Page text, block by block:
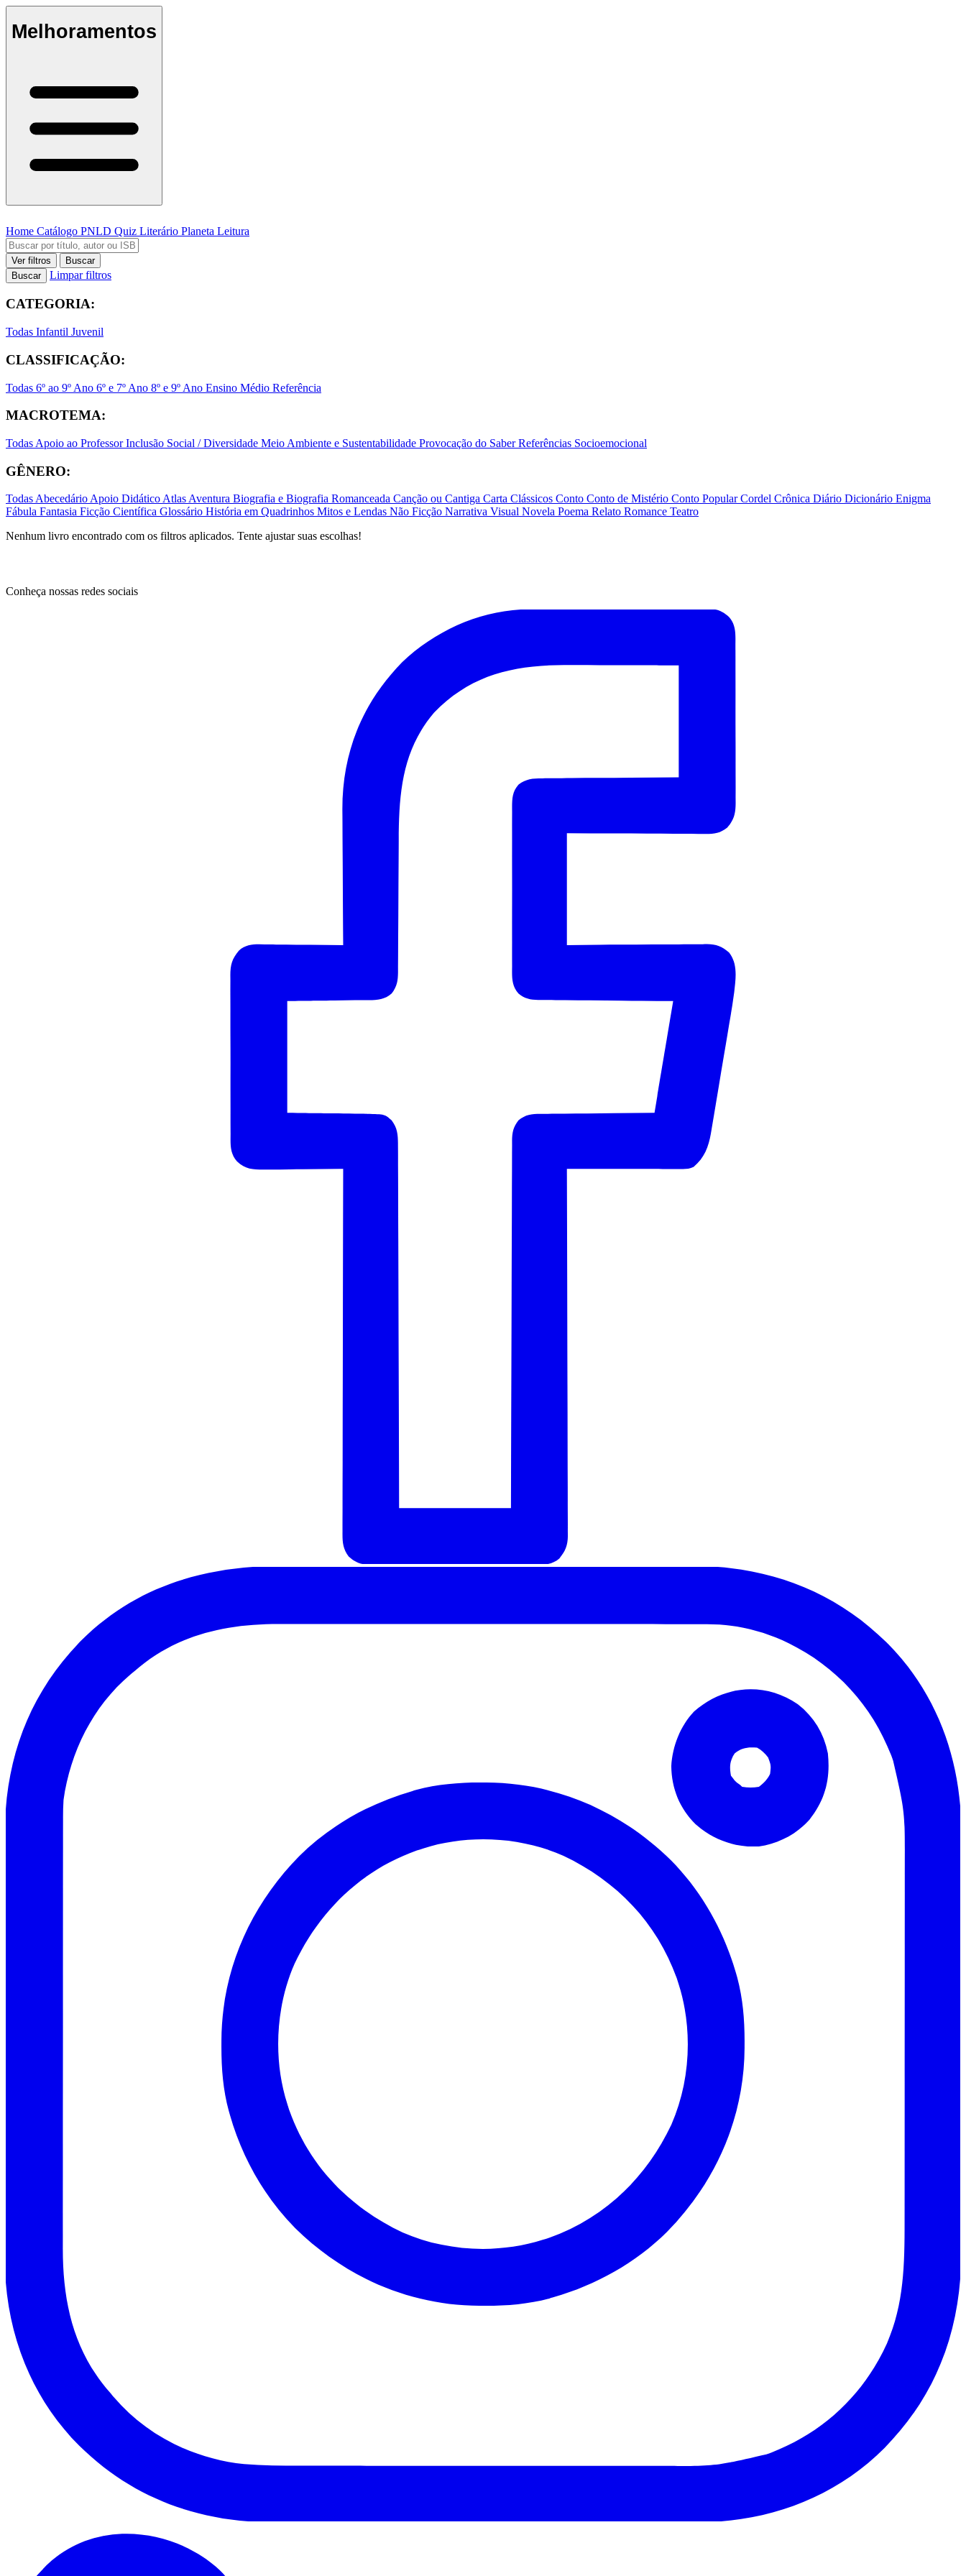
Melhoramentos
Home Catálogo PNLD Quiz Literário Planeta Leitura
Ver filtros
Buscar
Buscar
Limpar filtros
CATEGORIA:
Todas Infantil Juvenil
CLASSIFICAÇÃO:
Todas 6º ao 9º Ano 6º e 7º Ano 8º e 9º Ano Ensino Médio Referência
MACROTEMA:
Todas Apoio ao ProfessorInclusão Social / Diversidade Meio Ambiente e Sustentabilidade Provocação do SaberReferências Socioemocional
GÊNERO:
TodasAbecedárioApoio DidáticoAtlasAventura Biografia e Biografia Romanceada Canção ou Cantiga Carta Clássicos Conto Conto de Mistério Conto PopularCordel Crônica Diário Dicionário Enigma
Fábula Fantasia Ficção Científica Glossário História em Quadrinhos Mitos e Lendas Não Ficção Narrativa Visual Novela Poema Relato Romance Teatro
Nenhum livro encontrado com os filtros aplicados. Tente ajustar suas escolhas!
Conheça nossas redes sociais